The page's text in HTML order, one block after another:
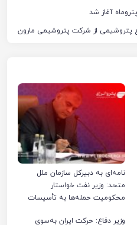
آغاز شد
پتروشیمی از شرکت پتروشیمی مارون
نامه‌ای به دبیرکل سازمان ملل
متحد: وزیر نفت خواستار
محکومیت حمله‌ها به تأسیسات
وزیر دفاع: حرکت ایران به‌سوی